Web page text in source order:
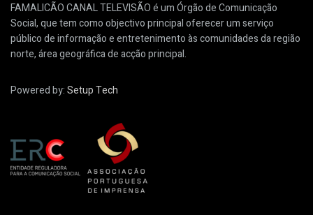
FAMALICÃO CANAL TELEVISÃO é um Órgão de Comunicação
Social, que tem como objectivo principal oferecer um serviço
público de informação e entretenimento às comunidades da região
norte, área geográfica de acção principal.
Powered by:Setup Tech